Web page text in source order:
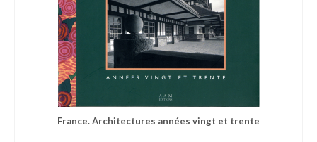
France. Architectures années vingt et trente